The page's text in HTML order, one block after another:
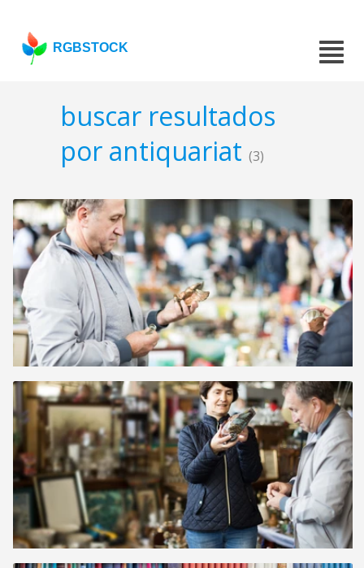
RGBSTOCK
buscar resultados
por antiquariat (3)